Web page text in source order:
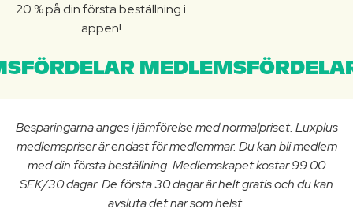
20 % på din första beställning i
appen!
Besparingarna anges i jämförelse med normalpriset. Luxplus
medlemspriser är endast för medlemmar. Du kan bli medlem
med din första beställning. Medlemskapet kostar 99.00
SEK/30 dagar. De första 30 dagar är helt gratis och du kan
avsluta det när som helst.